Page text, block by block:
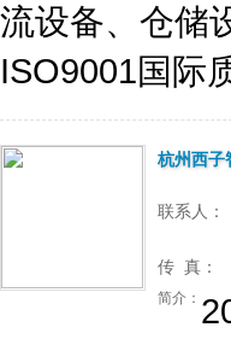
流设备、仓储
ISO9001国际
杭州西子
联系人：
传 真：
简介：